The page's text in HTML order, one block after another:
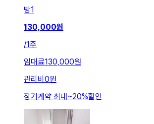
방1
130,000원
/1주
임대료130,000원
관리비 0원
장기계약 최대~20%할인